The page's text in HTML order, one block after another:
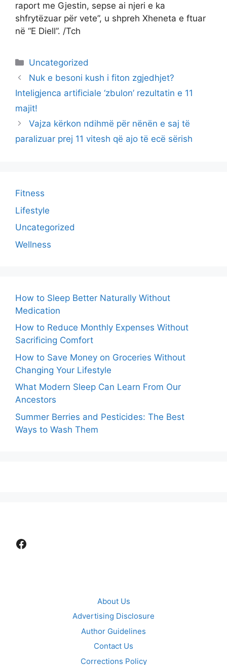
raport me Gjestin, sepse ai njeri e ka
shfrytëzuar për vete”, u shpreh Xheneta e ftuar
në “E Diell”. /Tch
Categories
Uncategorized
Nuk e besoni kush i fiton zgjedhjet?
Inteligjenca artificiale ‘zbulon’ rezultatin e 11
majit!
Vajza kërkon ndihmë për nënën e saj të
paralizuar prej 11 vitesh që ajo të ecë sërish
Fitness
Lifestyle
Uncategorized
Wellness
How to Sleep Better Naturally Without
Medication
How to Reduce Monthly Expenses Without
Sacrificing Comfort
How to Save Money on Groceries Without
Changing Your Lifestyle
What Modern Sleep Can Learn From Our
Ancestors
Summer Berries and Pesticides: The Best
Ways to Wash Them
Facebook
About Us
Advertising Disclosure
Author Guidelines
Contact Us
Corrections Policy